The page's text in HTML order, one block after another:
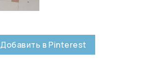
Добавить в Pinterest